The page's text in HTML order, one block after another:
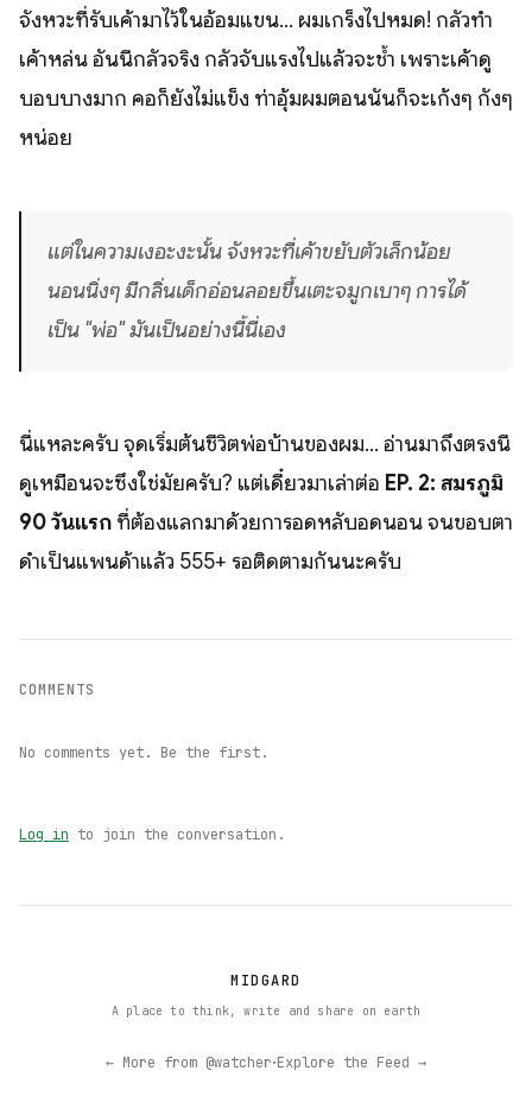
จังหวะที่รับเค้ามาไว้ในอ้อมแขน... ผมเกร็งไปหมด! กลัวทำ
เค้าหล่น อันนี้กลัวจริง กลัวจับแรงไปแล้วจะช้ำ เพราะเค้าดู
บอบบางมาก คอก็ยังไม่แข็ง ท่าอุ้มผมตอนนั้นก็จะเก้งๆ กังๆ
หน่อย
แต่ในความเงอะงะนั้น จังหวะที่เค้าขยับตัวเล็กน้อย
นอนนิ่งๆ มีกลิ่นเด็กอ่อนลอยขึ้นเตะจมูกเบาๆ การได้
เป็น "พ่อ" มันเป็นอย่างนี้นี่เอง
นี่แหละครับ จุดเริ่มต้นชีวิตพ่อบ้านของผม... อ่านมาถึงตรงนี้
ดูเหมือนจะซึ้งใช่มั้ยครับ? แต่เดี๋ยวมาเล่าต่อ EP. 2: สมรภูมิ
90 วันแรก ที่ต้องแลกมาด้วยการอดหลับอดนอน จนขอบตา
ดำเป็นแพนด้าแล้ว 555+ รอติดตามกันนะครับ
COMMENTS
No comments yet. Be the first.
Log in to join the conversation.
MIDGARD
A place to think, write and share on earth
← More from @watcher·Explore the Feed →